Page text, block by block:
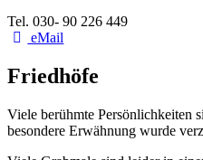
Tel. 030- 90 226 449
eMail
Friedhöfe
Viele berühmte Persönlichkeiten
besondere Erwähnung wurde